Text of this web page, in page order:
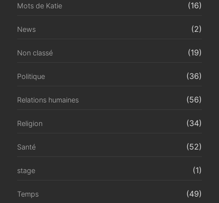
Mots de Katie (16)
News (2)
Non classé (19)
Politique (36)
Relations humaines (56)
Religion (34)
Santé (52)
stage (1)
Temps (49)